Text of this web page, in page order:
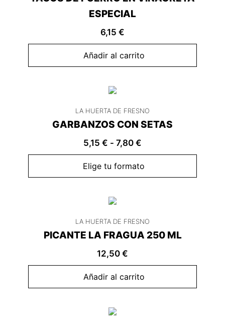
ESPECIAL
6,15 €
Añadir al carrito
LA HUERTA DE FRESNO
GARBANZOS CON SETAS
5,15 € - 7,80 €
Elige tu formato
LA HUERTA DE FRESNO
PICANTE LA FRAGUA 250 ML
12,50 €
Añadir al carrito